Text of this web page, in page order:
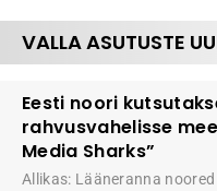
VALLA ASUTUSTE
Eesti noori
rahvusvahelisse
Media Sharks”
Allikas: Lääneranna noored